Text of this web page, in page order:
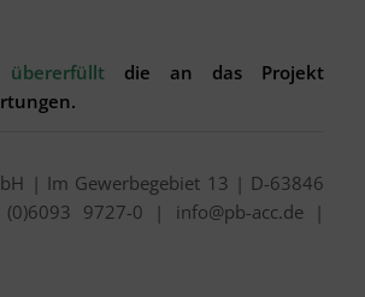
übererfülltdie an das Projekt
| Im Gewerbegebiet 13 | D-63846
9727-0 | info@pb-acc.de |